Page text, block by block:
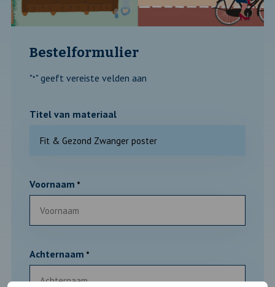
Bestelformulier
"*" geeft vereiste velden aan
Titel van materiaal
Voornaam *
Achternaam *